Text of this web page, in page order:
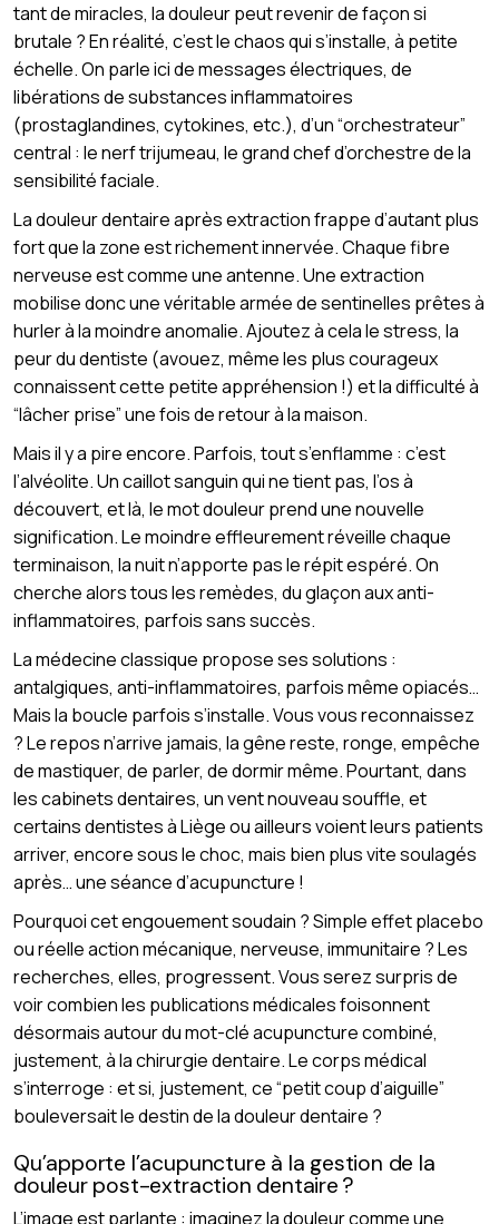
tant de miracles, la douleur peut revenir de façon si
brutale ? En réalité, c’est le chaos qui s’installe, à petite
échelle. On parle ici de messages électriques, de
libérations de substances inflammatoires
(prostaglandines, cytokines, etc.), d’un “orchestrateur”
central : le nerf trijumeau, le grand chef d’orchestre de la
sensibilité faciale.
La douleur dentaire après extraction frappe d’autant plus
fort que la zone est richement innervée. Chaque fibre
nerveuse est comme une antenne. Une extraction
mobilise donc une véritable armée de sentinelles prêtes à
hurler à la moindre anomalie. Ajoutez à cela le stress, la
peur du dentiste (avouez, même les plus courageux
connaissent cette petite appréhension !) et la difficulté à
“lâcher prise” une fois de retour à la maison.
Mais il y a pire encore. Parfois, tout s’enflamme : c’est
l’alvéolite. Un caillot sanguin qui ne tient pas, l’os à
découvert, et là, le mot douleur prend une nouvelle
signification. Le moindre effleurement réveille chaque
terminaison, la nuit n’apporte pas le répit espéré. On
cherche alors tous les remèdes, du glaçon aux anti-
inflammatoires, parfois sans succès.
La médecine classique propose ses solutions :
antalgiques, anti-inflammatoires, parfois même opiacés…
Mais la boucle parfois s’installe. Vous vous reconnaissez
? Le repos n’arrive jamais, la gêne reste, ronge, empêche
de mastiquer, de parler, de dormir même. Pourtant, dans
les cabinets dentaires, un vent nouveau souffle, et
certains dentistes à Liège ou ailleurs voient leurs patients
arriver, encore sous le choc, mais bien plus vite soulagés
après… une séance d’acupuncture !
Pourquoi cet engouement soudain ? Simple effet placebo
ou réelle action mécanique, nerveuse, immunitaire ? Les
recherches, elles, progressent. Vous serez surpris de
voir combien les publications médicales foisonnent
désormais autour du mot-clé acupuncture combiné,
justement, à la chirurgie dentaire. Le corps médical
s’interroge : et si, justement, ce “petit coup d’aiguille”
bouleversait le destin de la douleur dentaire ?
Qu’apporte l’acupuncture à la gestion de la
douleur post-extraction dentaire ?
L’image est parlante : imaginez la douleur comme une